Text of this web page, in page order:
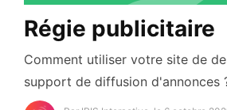
Régie publicitaire
Comment utiliser votre site de
support de diffusion d'annonces